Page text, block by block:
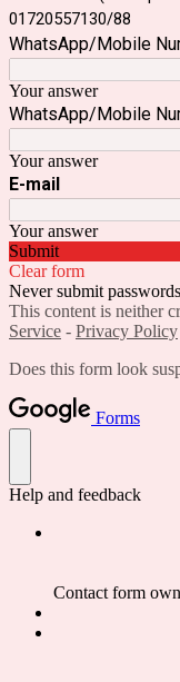
01720557130/88
WhatsApp/Mobile
Your answer
WhatsApp/Mobile
Your answer
E-mail
Your answer
Submit
Clear form
Never submit
This content is neither
Service - Privacy Policy
Does this form look
Forms
Help and feedback
Contact form